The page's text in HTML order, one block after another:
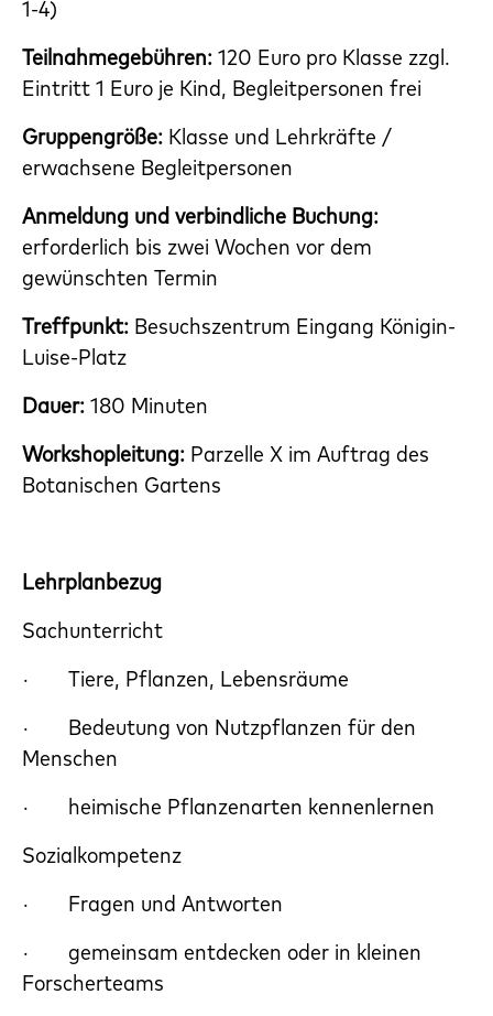
1-4)
Teilnahmegebühren: 120 Euro pro Klasse zzgl.
Eintritt 1 Euro je Kind, Begleitpersonen frei
Gruppengröße: Klasse und Lehrkräfte /
erwachsene Begleitpersonen
Anmeldung und verbindliche Buchung:
erforderlich bis zwei Wochen vor dem
gewünschten Termin
Treffpunkt: Besuchszentrum Eingang Königin-
Luise-Platz
Dauer: 180 Minuten
Workshopleitung: Parzelle X im Auftrag des
Botanischen Gartens
Lehrplanbezug
Sachunterricht
· Tiere, Pflanzen, Lebensräume
· Bedeutung von Nutzpflanzen für den
Menschen
· heimische Pflanzenarten kennenlernen
Sozialkompetenz
· Fragen und Antworten
· gemeinsam entdecken oder in kleinen
Forscherteams